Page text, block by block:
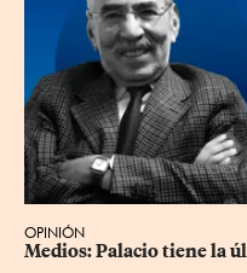
OPINIÓN
Medios: Palacio tiene la